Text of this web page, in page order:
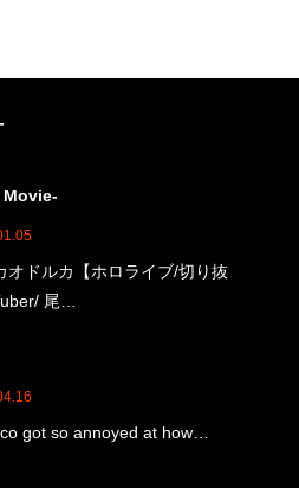
Movie-
オドルカ【ホロライブ/切り抜
尾…
got so annoyed at how…